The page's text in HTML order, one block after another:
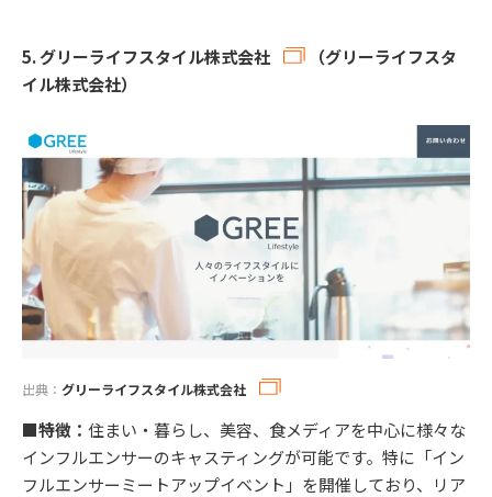
5.グリーライフスタイル株式会社
（グリーライフスタ
イル株式会社）
出典： グリーライフスタイル株式会社
■特徴： 住まい・暮らし、美容、食メディアを中心に様々な
インフルエンサーのキャスティングが可能です。特に「イン
フルエンサーミートアップイベント」を開催しており、リア